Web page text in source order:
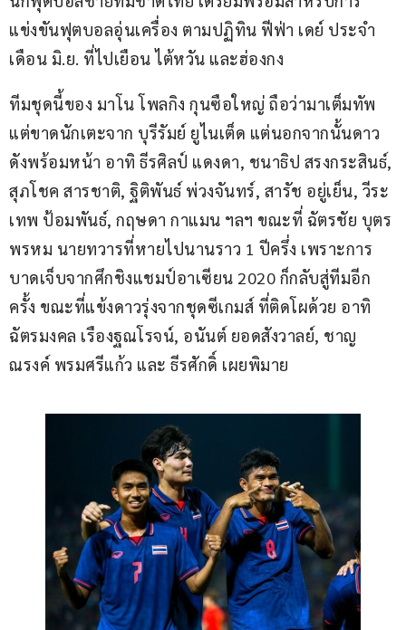
แข่งขันฟุตบอลอุ่นเครื่อง ตามปฏิทิน ฟีฟ่า เดย์ ประจำ
เดือน มิ.ย. ที่ไปเยือน ไต้หวัน และฮ่องกง
ทีมชุดนี้ของ มาโน โพลกิง กุนซือใหญ่ ถือว่ามาเต็มทัพ
แต่ขาดนักเตะจาก บุรีรัมย์ ยูไนเต็ด แต่นอกจากนั้นดาว
ดังพร้อมหน้า อาทิ ธีรศิลป์ แดงดา, ชนาธิป สรงกระสินธ์,
สุภโชค สารชาติ, ฐิติพันธ์ พ่วงจันทร์, สารัช อยู่เย็น, วีระ
เทพ ป้อมพันธ์, กฤษดา กาแมน ฯลฯ ขณะที่ ฉัตรชัย บุตร
พรหม นายทวารที่หายไปนานราว 1 ปีครึ่ง เพราะการ
บาดเจ็บจากศึกชิงแชมป์อาเซียน 2020 ก็กลับสู่ทีมอีก
ครั้ง ขณะที่แข้งดาวรุ่งจากชุดซีเกมส์ ที่ติดโผด้วย อาทิ
ฉัตรมงคล เรืองฐณโรจน์, อนันต์ ยอดสังวาลย์, ชาญ
ณรงค์ พรมศรีแก้ว และ ธีรศักดิ์ เผยพิมาย